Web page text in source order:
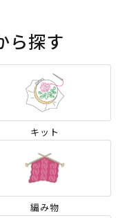
ら探す
キット
編み物